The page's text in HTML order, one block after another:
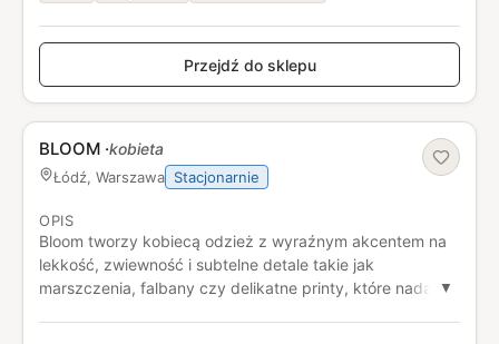
Przejdź do sklepu
BLOOM ·kobieta
Łódź, Warszawa Stacjonarnie
OPIS
Bloom tworzy kobiecą odzież z wyraźnym akcentem na
lekkość, zwiewność i subtelne detale takie jak
marszczenia, falbany czy delikatne printy, które nadają▼